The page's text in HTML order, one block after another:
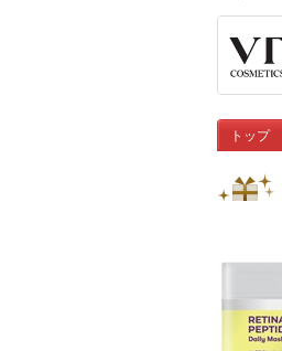
トップ